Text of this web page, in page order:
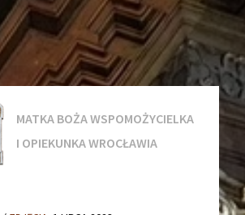
MATKA BOŻA WSPOMOŻYCIELKA
I OPIEKUNKA WROCŁAWIA